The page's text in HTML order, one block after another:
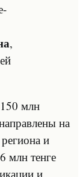
,
млн
на
и
млн тенге
и